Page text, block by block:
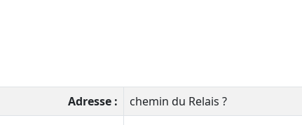
Adresse :
chemin du Relais ?